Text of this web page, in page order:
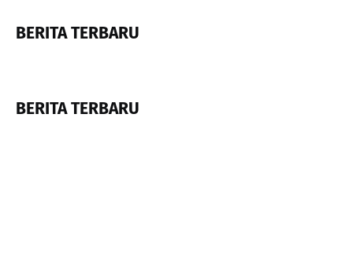
BERITA TERBARU
BERITA TERBARU